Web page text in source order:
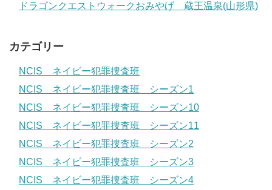
ドラゴンクエストウォークおみやげ 蔵王温泉(山形県)
カテゴリー
NCIS ネイビー犯罪捜査班
NCIS ネイビー犯罪捜査班 シーズン1
NCIS ネイビー犯罪捜査班 シーズン10
NCIS ネイビー犯罪捜査班 シーズン11
NCIS ネイビー犯罪捜査班 シーズン2
NCIS ネイビー犯罪捜査班 シーズン3
NCIS ネイビー犯罪捜査班 シーズン4